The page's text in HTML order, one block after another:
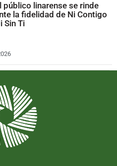
público linarense se rinde
la fidelidad de Ni Contigo
Sin Ti